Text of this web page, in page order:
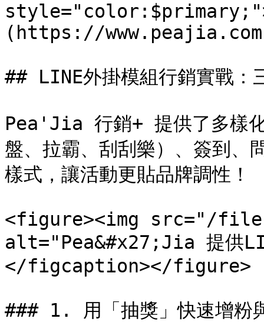
(https://
## LINE外掛模組行銷實戰：
Pea'Jia 行銷+ 提供了多樣
盤、拉霸、刮刮樂）、簽到、
樣式，讓活動更貼品牌調性！
<figure><img src="/
alt="Pea&#x27;Jia 提供
</figcaption></figure>
### 1. 用「抽獎」快速增粉